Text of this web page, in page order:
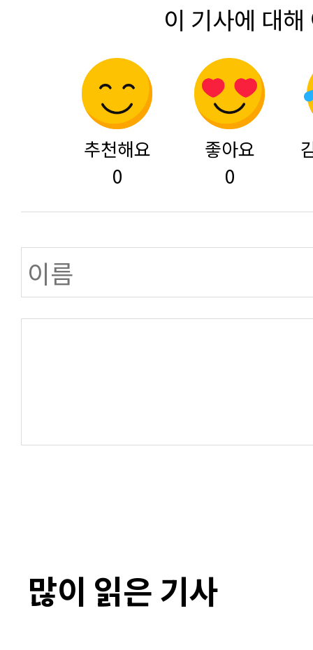
이 기사에 대
추천해요
0
좋아요
0
많이 읽은 기사